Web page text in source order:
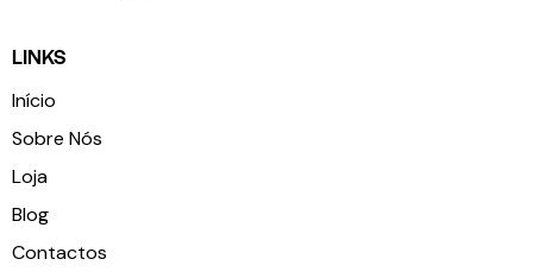
LINKS
Início
Sobre Nós
Loja
Blog
Contactos